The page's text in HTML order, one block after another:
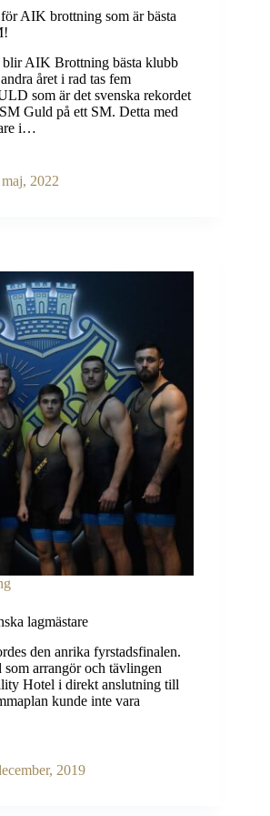
AIK brottning som är bästa
blir AIK Brottning bästa klubb
året i rad tas fem
som är det svenska rekordet
Guld på ett SM. Detta med
i…
2022
lagmästare
den anrika fyrstadsfinalen.
arrangör och tävlingen
Hotel i direkt anslutning till
kunde inte vara
2019